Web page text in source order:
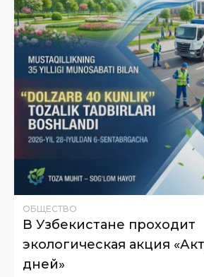
ОБЩЕСТВО
В Узбекистане проходит
экологическая акция
дней»